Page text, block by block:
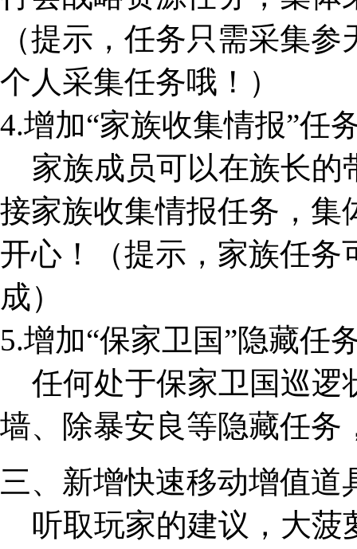
（提示，任务只需采集
个人采集任务哦！）
4.增加“家族收集情报”任
家族成员可以在族长的
接家族收集情报任务，集
开心！（提示，家族任务
成）
5.增加“保家卫国”隐藏任
任何处于保家卫国巡逻
墙、除暴安良等隐藏任务
三、新增快速移动增值道
听取玩家的建议，大菠